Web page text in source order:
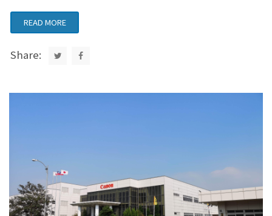
READ MORE
Share: